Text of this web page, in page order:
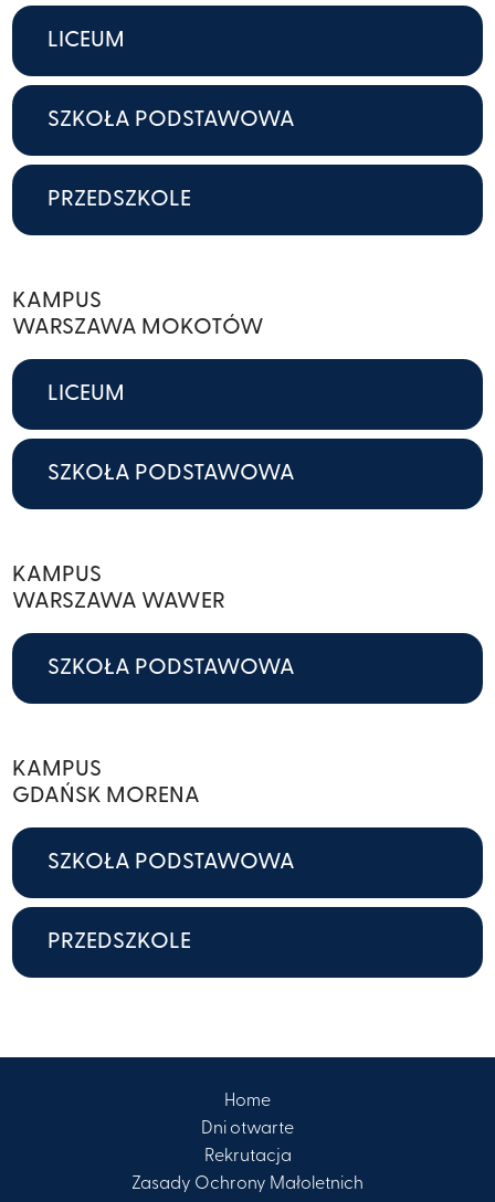
LICEUM
SZKOŁA PODSTAWOWA
PRZEDSZKOLE
KAMPUS
WARSZAWA MOKOTÓW
LICEUM
SZKOŁA PODSTAWOWA
KAMPUS
WARSZAWA WAWER
SZKOŁA PODSTAWOWA
KAMPUS
GDAŃSK MORENA
SZKOŁA PODSTAWOWA
PRZEDSZKOLE
Home
Dni otwarte
Rekrutacja
Zasady Ochrony Małoletnich